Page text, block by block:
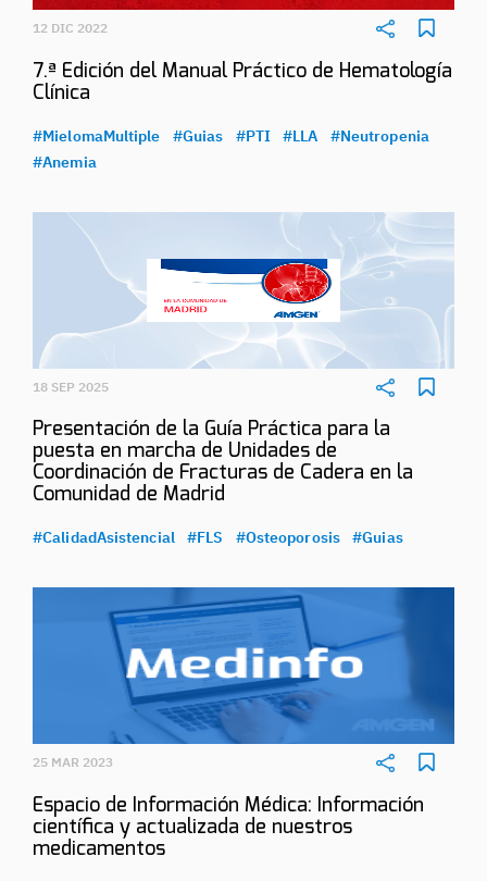
12 DIC 2022
7.ª Edición del Manual Práctico de Hematología
Clínica
#MielomaMultiple #Guias #PTI #LLA
#Neutropenia
#Anemia
18 SEP 2025
Presentación de la Guía Práctica para la
puesta en marcha de Unidades de
Coordinación de Fracturas de Cadera en la
Comunidad de Madrid
#CalidadAsistencial #FLS #Osteoporosis #Guias
25 MAR 2023
Espacio de Información Médica: Información
científica y actualizada de nuestros
medicamentos